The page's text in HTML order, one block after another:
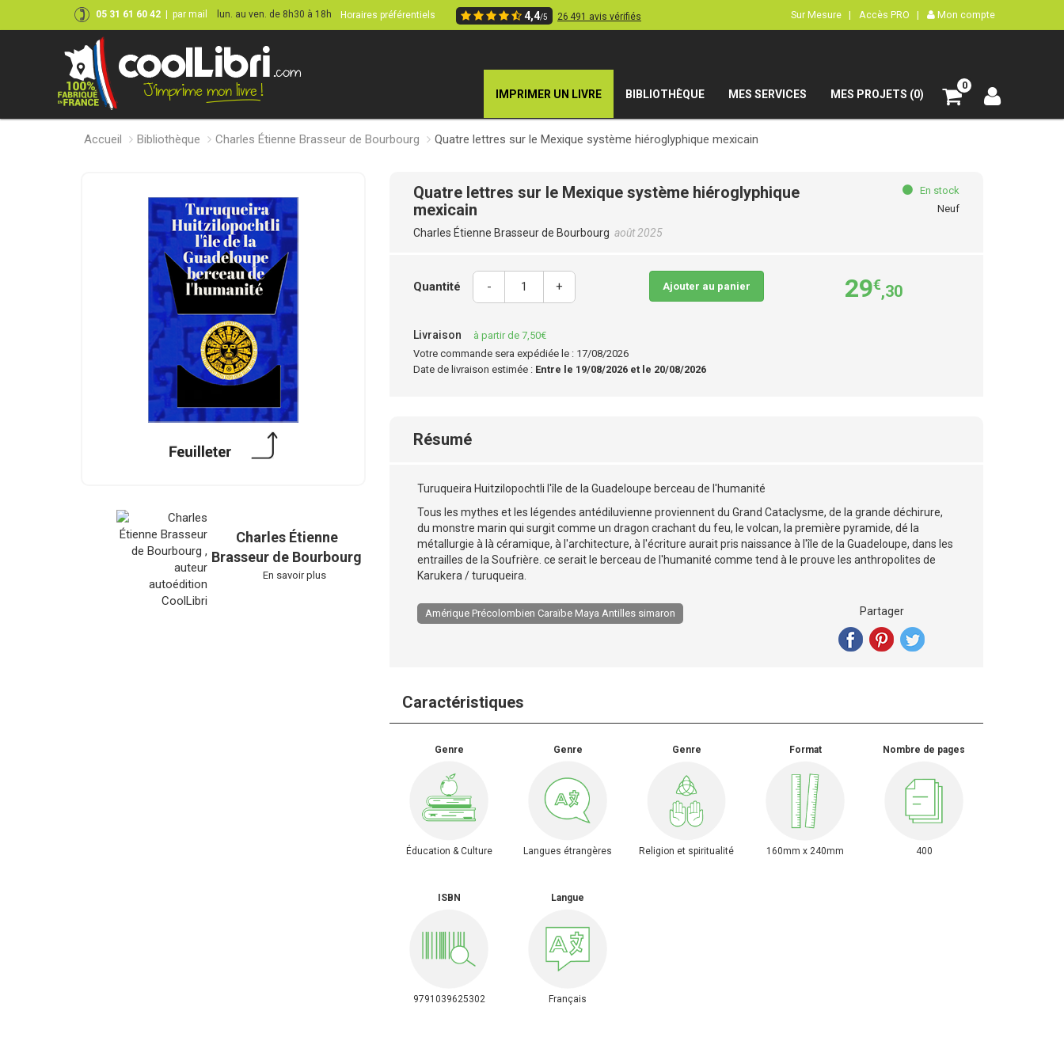
05 31 61 60 42 par mail lun. au ven. de 8h30 à 18h Horaires préférentiels 4,4/5 26 491 avis vérifiés Sur Mesure | Accès PRO | Mon compte
IMPRIMER UN LIVRE BIBLIOTHÈQUE MES SERVICES MES PROJETS (0)
0
Accueil Bibliothèque Charles Étienne Brasseur de Bourbourg Quatre lettres sur le Mexique système hiéroglyphique mexicain
Charles Étienne
Brasseur de Bourbourg
En savoir plus
Quatre lettres sur le Mexique système hiéroglyphique
mexicain
Charles Étienne Brasseur de Bourbourg août 2025
En stock
Neuf
Quantité - + Ajouter au panier 29€,30
Livraison
à partir de 7,50€
Votre commande sera expédiée le : 17/08/2026
Date de livraison estimée : Entre le 19/08/2026 et le 20/08/2026
Résumé
Turuqueira Huitzilopochtli l'île de la Guadeloupe berceau de l'humanité
Tous les mythes et les légendes antédiluvienne proviennent du Grand Cataclysme, de la grande déchirure,
du monstre marin qui surgit comme un dragon crachant du feu, le volcan, la première pyramide, dé la
métallurgie à là céramique, à l'architecture, à l'écriture aurait pris naissance à l'île de la Guadeloupe, dans les
entrailles de la Soufrière. ce serait le berceau de l'humanité comme tend à le prouve les anthropolites de
Karukera / turuqueira.
Amérique Précolombien Caraïbe Maya Antilles simaron Partager
Caractéristiques
Genre
Éducation & Culture
Genre
Langues étrangères
Genre
Religion et spiritualité
Format
160mm x 240mm
Nombre de pages
400
ISBN
9791039625302
Langue
Français